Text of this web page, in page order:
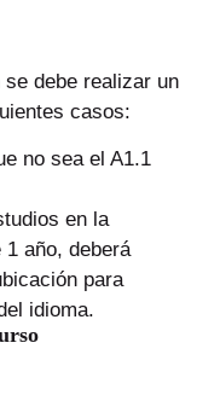
debe realizar un
casos:
no sea el A1.1
en la
año, deberá
para
idioma.